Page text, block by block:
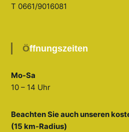
T 0661/9016081
Öffnungszeiten
Mo-Sa
10 – 14 Uhr
Beachten Sie auch unseren
(15 km-Radius)